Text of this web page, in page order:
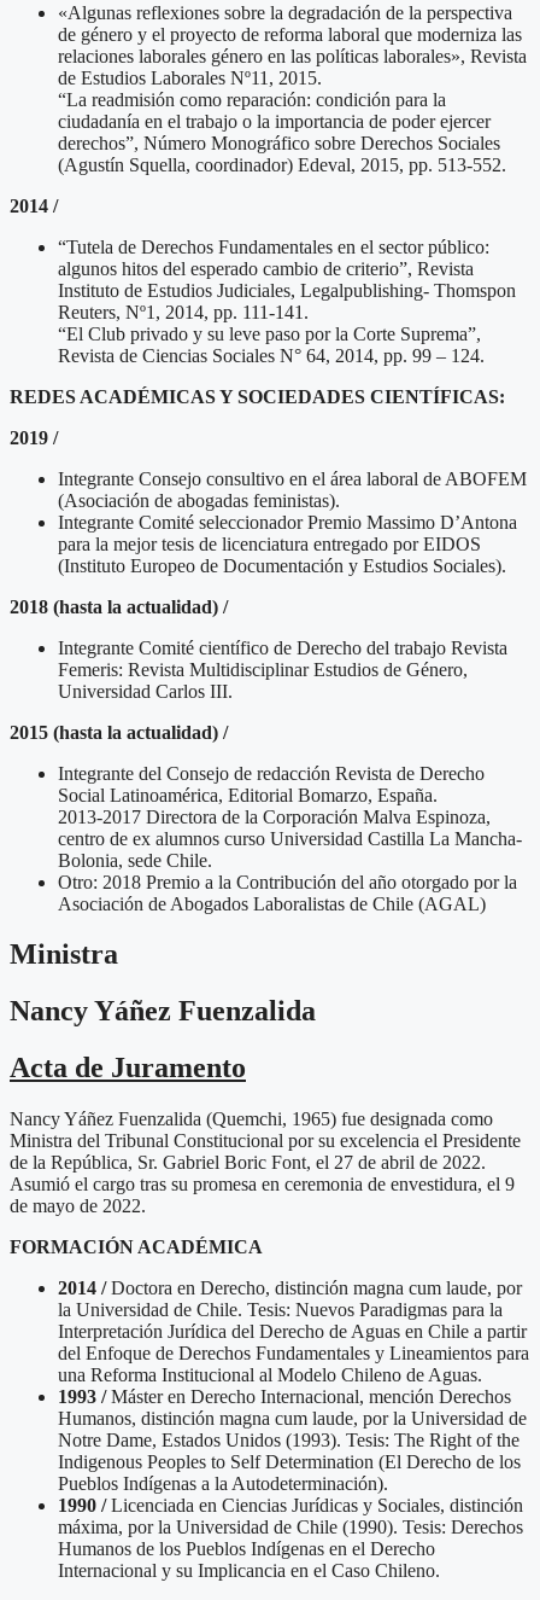
«Algunas reflexiones sobre la degradación de la perspectiva
de género y el proyecto de reforma laboral que moderniza las
relaciones laborales género en las políticas laborales», Revista
de Estudios Laborales Nº11, 2015.
“La readmisión como reparación: condición para la
ciudadanía en el trabajo o la importancia de poder ejercer
derechos”, Número Monográfico sobre Derechos Sociales
(Agustín Squella, coordinador) Edeval, 2015, pp. 513-552.
2014 /
“Tutela de Derechos Fundamentales en el sector público:
algunos hitos del esperado cambio de criterio”, Revista
Instituto de Estudios Judiciales, Legalpublishing- Thomspon
Reuters, Nº1, 2014, pp. 111-141.
“El Club privado y su leve paso por la Corte Suprema”,
Revista de Ciencias Sociales N° 64, 2014, pp. 99 – 124.
REDES ACADÉMICAS Y SOCIEDADES CIENTÍFICAS:
2019 /
Integrante Consejo consultivo en el área laboral de ABOFEM
(Asociación de abogadas feministas).
Integrante Comité seleccionador Premio Massimo D’Antona
para la mejor tesis de licenciatura entregado por EIDOS
(Instituto Europeo de Documentación y Estudios Sociales).
2018 (hasta la actualidad) /
Integrante Comité científico de Derecho del trabajo Revista
Femeris: Revista Multidisciplinar Estudios de Género,
Universidad Carlos III.
2015 (hasta la actualidad) /
Integrante del Consejo de redacción Revista de Derecho
Social Latinoamérica, Editorial Bomarzo, España.
2013-2017 Directora de la Corporación Malva Espinoza,
centro de ex alumnos curso Universidad Castilla La Mancha-
Bolonia, sede Chile.
Otro: 2018 Premio a la Contribución del año otorgado por la
Asociación de Abogados Laboralistas de Chile (AGAL)
Ministra
Nancy Yáñez Fuenzalida
Acta de Juramento
Nancy Yáñez Fuenzalida (Quemchi, 1965) fue designada como
Ministra del Tribunal Constitucional por su excelencia el Presidente
de la República, Sr. Gabriel Boric Font, el 27 de abril de 2022.
Asumió el cargo tras su promesa en ceremonia de envestidura, el 9
de mayo de 2022.
FORMACIÓN ACADÉMICA
2014 /Doctora en Derecho, distinción magna cum laude, por
la Universidad de Chile. Tesis: Nuevos Paradigmas para la
Interpretación Jurídica del Derecho de Aguas en Chile a partir
del Enfoque de Derechos Fundamentales y Lineamientos para
una Reforma Institucional al Modelo Chileno de Aguas.
1993 /Máster en Derecho Internacional, mención Derechos
Humanos, distinción magna cum laude, por la Universidad de
Notre Dame, Estados Unidos (1993). Tesis: The Right of the
Indigenous Peoples to Self Determination (El Derecho de los
Pueblos Indígenas a la Autodeterminación).
1990 /Licenciada en Ciencias Jurídicas y Sociales, distinción
máxima, por la Universidad de Chile (1990). Tesis: Derechos
Humanos de los Pueblos Indígenas en el Derecho
Internacional y su Implicancia en el Caso Chileno.